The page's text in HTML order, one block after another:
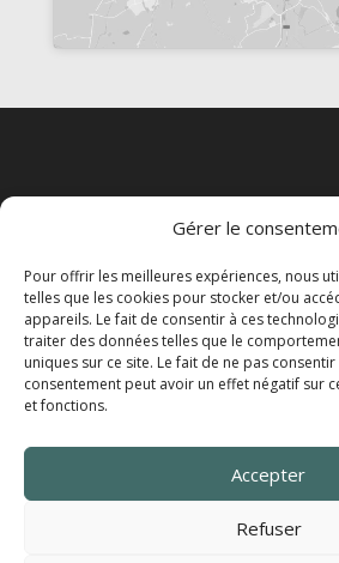
Gérer le
Pour offrir les meilleures expériences, nous
telles que les cookies pour stocker et/ou
appareils. Le fait de consentir à ces
traiter des données telles que le
uniques sur ce site. Le fait de ne pas
consentement peut avoir un effet négatif sur
et fonctions.
Accepter
Refuser
Mentions légales et politique de
Politique de cookies